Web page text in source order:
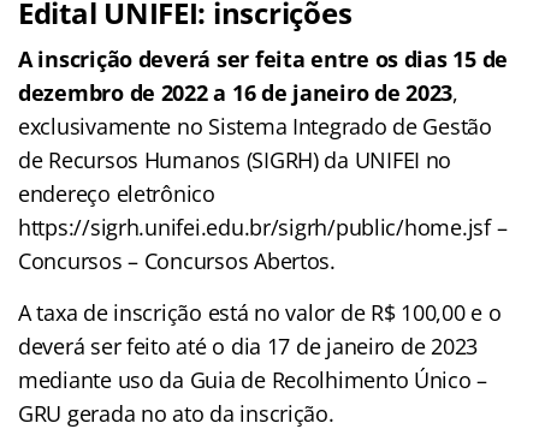
Edital UNIFEI: inscrições
A inscrição deverá ser feita entre os dias 15 de
dezembro de 2022 a 16 de janeiro de 2023,
exclusivamente no Sistema Integrado de Gestão
de Recursos Humanos (SIGRH) da UNIFEI no
endereço eletrônico
https://sigrh.unifei.edu.br/sigrh/public/home.jsf –
Concursos – Concursos Abertos.
A taxa de inscrição está no valor de R$ 100,00 e o
deverá ser feito até o dia 17 de janeiro de 2023
mediante uso da Guia de Recolhimento Único –
GRU gerada no ato da inscrição.